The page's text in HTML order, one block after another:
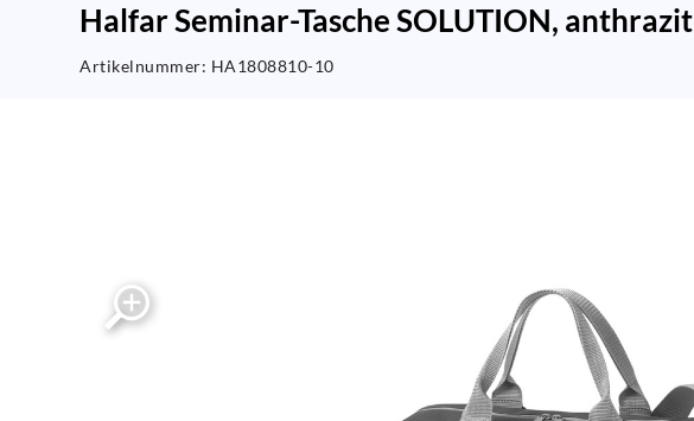
Halfar Seminar-Tasche SOLUTION, anthrazit
Artikelnummer: HA1808810-10